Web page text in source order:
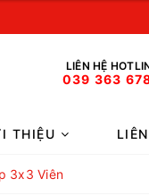
LIÊN HỆ
039 363
THIỆU
3x3 Viên